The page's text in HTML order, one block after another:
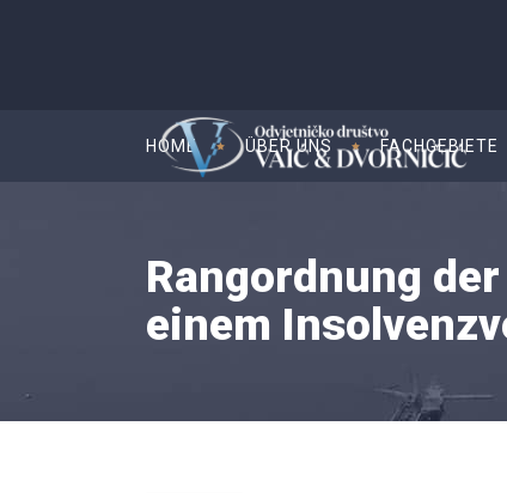
HOME ÜBER UNS FACHGEBIETE
Rangordnung
einem